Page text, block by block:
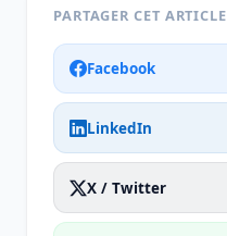
PARTAGER CET ARTICLE
Facebook
LinkedIn
X / Twitter